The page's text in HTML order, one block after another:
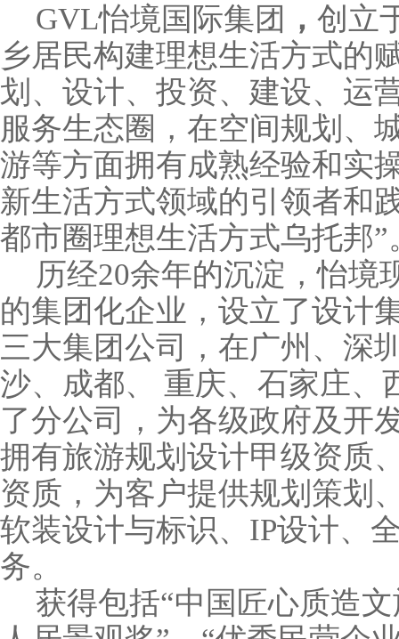
GVL怡境国际集团 ， 创立
乡居民构建理想生活方式的
划、设计、投资、建设、运
服务生态圈，在空间规划、
游等方面拥有成熟经验和实
新生活方式领域的引领者和
都市圈理想生活方式乌托邦”
历经20余年的沉淀，怡境
的集团化企业，设立了设计
三大集团公司，在广州、深
沙、成都、 重庆、石家庄、
了分公司，为各级政府及开
拥有旅游规划设计甲级资质
资质，为客户提供规划策划
软装设计与标识、 IP设计、
务。
获得包括“中国匠心质造